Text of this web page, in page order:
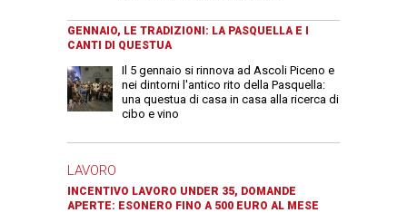
GENNAIO, LE TRADIZIONI: LA PASQUELLA E I
CANTI DI QUESTUA
Il 5 gennaio si rinnova ad Ascoli Piceno e
nei dintorni l'antico rito della Pasquella:
una questua di casa in casa alla ricerca di
cibo e vino
LAVORO
INCENTIVO LAVORO UNDER 35, DOMANDE
APERTE: ESONERO FINO A 500 EURO AL MESE